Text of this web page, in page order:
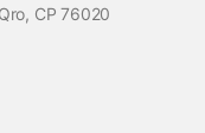
CP 76020